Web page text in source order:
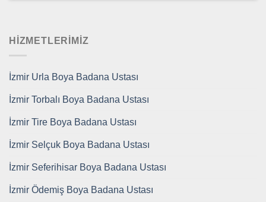
HİZMETLERİMİZ
İzmir Urla Boya Badana Ustası
İzmir Torbalı Boya Badana Ustası
İzmir Tire Boya Badana Ustası
İzmir Selçuk Boya Badana Ustası
İzmir Seferihisar Boya Badana Ustası
İzmir Ödemiş Boya Badana Ustası